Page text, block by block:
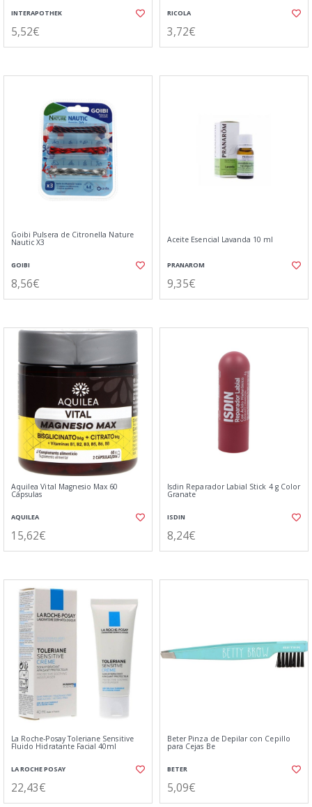
INTERAPOTHEK
5,52€
RICOLA
3,72€
Goibi Pulsera de Citronella Nature
Nautic X3
GOIBI
8,56€
Aceite Esencial Lavanda 10 ml
PRANAROM
9,35€
Aquilea Vital Magnesio Max 60
Cápsulas
AQUILEA
15,62€
Isdin Reparador Labial Stick 4 g Color
Granate
ISDIN
8,24€
La Roche-Posay Toleriane Sensitive
Fluido Hidratante Facial 40ml
LA ROCHE POSAY
22,43€
Beter Pinza de Depilar con Cepillo
para Cejas Be
BETER
5,09€